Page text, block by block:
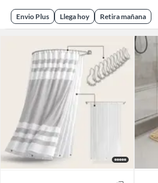
Envio Plus Llega hoy Retira mañana